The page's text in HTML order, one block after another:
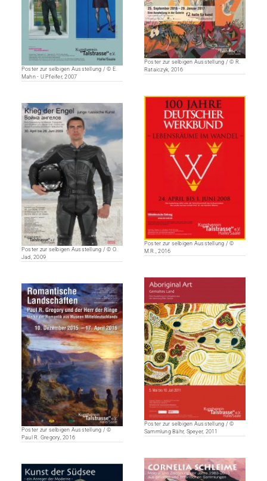
Poster zur selbigen Ausstellung / © R.
Rataiczyk, 2016
Poster zur selbigen Ausstellung / © E.
Mahn - U.Pfeifer, 2007
Poster zur selbigen Ausstellung / ©
M.R., 2016
Poster zur selbigen Ausstellung / © O.
Jad, 2009
Poster zur selbigen Ausstellung / ©
Sammlung Bähr, Speyer, 2011
Poster zur selbigen Ausstellung / ©
Paul R. Gregory, 2016